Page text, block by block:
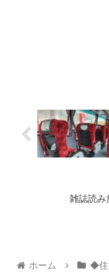
雑誌読み
ホーム ◆住